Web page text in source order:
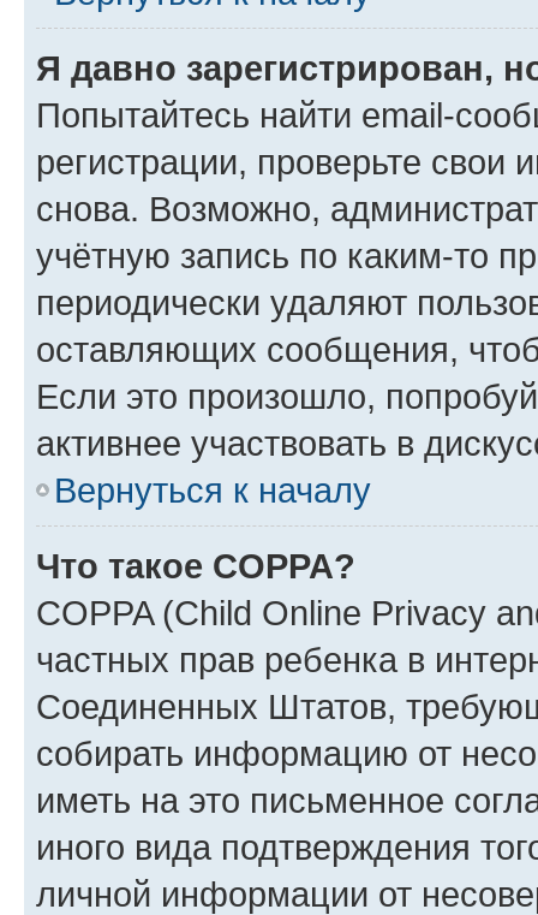
Я давно зарегистрирован,
Попытайтесь найти email-
регистрации, проверьте свои
снова. Возможно,
учётную запись по каким-то
периодически удаляют
оставляющих сообщения,
Если это произошло,
активнее участвовать в
Вернуться к началу
Что такое COPPA?
COPPA (Child Online Privacy
частных прав ребенка в
Соединенных Штатов,
собирать информацию от
иметь на это письменное
иного вида подтверждения
личной информации от